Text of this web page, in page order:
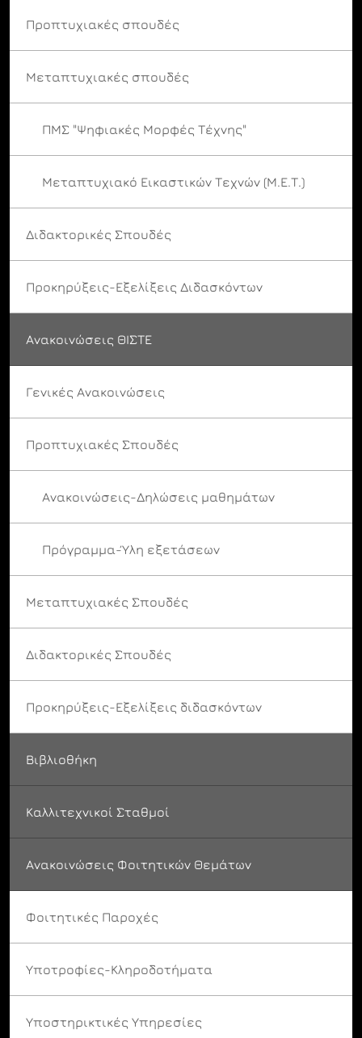
Προπτυχιακές σπουδές
Μεταπτυχιακές σπουδές
ΠΜΣ "Ψηφιακές Μορφές Τέχνης"
Μεταπτυχιακό Εικαστικών Τεχνών (Μ.Ε.Τ.)
Διδακτορικές Σπουδές
Προκηρύξεις-Εξελίξεις Διδασκόντων
Ανακοινώσεις ΘΙΣΤΕ
Γενικές Ανακοινώσεις
Προπτυχιακές Σπουδές
Ανακοινώσεις-Δηλώσεις μαθημάτων
Πρόγραμμα-Ύλη εξετάσεων
Μεταπτυχιακές Σπουδές
Διδακτορικές Σπουδές
Προκηρύξεις-Εξελίξεις διδασκόντων
Βιβλιοθήκη
Καλλιτεχνικοί Σταθμοί
Ανακοινώσεις Φοιτητικών Θεμάτων
Φοιτητικές Παροχές
Υποτροφίες-Κληροδοτήματα
Υποστηρικτικές Υπηρεσίες